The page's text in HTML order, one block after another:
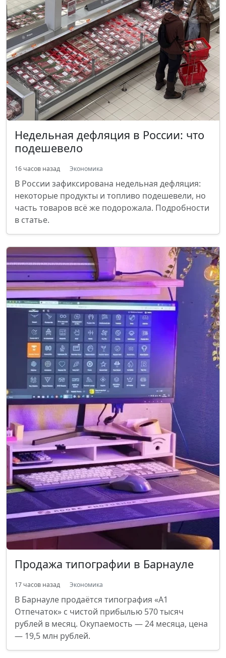
Недельная дефляция в России: что
подешевело
16 часов назад Экономика
В России зафиксирована недельная дефляция:
некоторые продукты и топливо подешевели, но
часть товаров всё же подорожала. Подробности
в статье.
Продажа типографии в Барнауле
17 часов назад Экономика
В Барнауле продаётся типография «А1
Отпечаток» с чистой прибылью 570 тысяч
рублей в месяц. Окупаемость — 24 месяца, цена
— 19,5 млн рублей.